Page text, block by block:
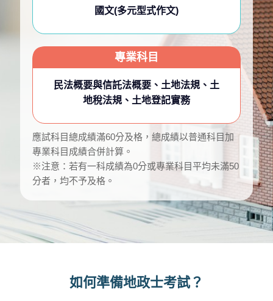
國文(多元型式作文)
專業科目
民法概要與信託法概要、土地法規、土
地稅法規、土地登記實務
應試科目總成績滿60分及格，總成績以普通科目加
專業科目成績合併計算。
※注意：若有一科成績為0分或專業科目平均未滿50
分者，均不予及格。
如何準備地政士考試？